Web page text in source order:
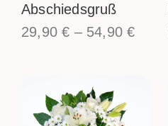
Abschiedsgruß
29,90€ – 54,90€